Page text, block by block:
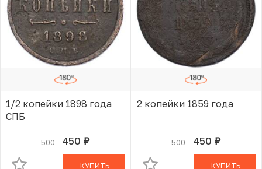
1/2 копейки 1898 года
СПБ
500 450 руб.
В КОРЗИНЕ
КУПИТЬ
2 копейки 1859 года
500 450 руб.
В КОРЗИНЕ
КУПИТЬ